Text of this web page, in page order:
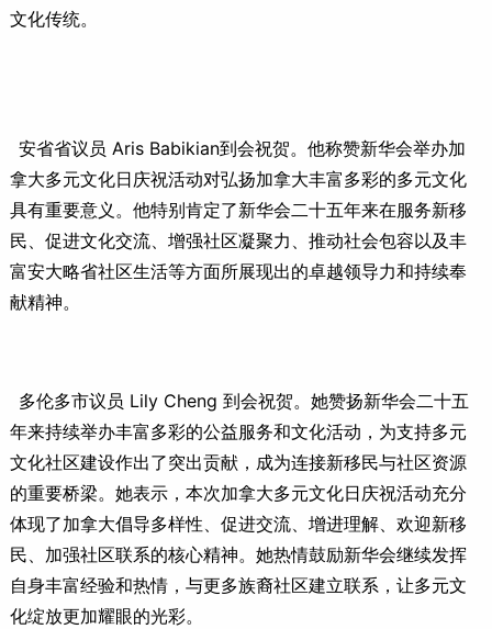
文化传统。
安省省议员 Aris Babikian到会祝贺。他称赞新华会举办加
拿大多元文化日庆祝活动对弘扬加拿大丰富多彩的多元文化
具有重要意义。他特别肯定了新华会二十五年来在服务新移
民、促进文化交流、增强社区凝聚力、推动社会包容以及丰
富安大略省社区生活等方面所展现出的卓越领导力和持续奉
献精神。
多伦多市议员 Lily Cheng 到会祝贺。她赞扬新华会二十五
年来持续举办丰富多彩的公益服务和文化活动，为支持多元
文化社区建设作出了突出贡献，成为连接新移民与社区资源
的重要桥梁。她表示，本次加拿大多元文化日庆祝活动充分
体现了加拿大倡导多样性、促进交流、增进理解、欢迎新移
民、加强社区联系的核心精神。她热情鼓励新华会继续发挥
自身丰富经验和热情，与更多族裔社区建立联系，让多元文
化绽放更加耀眼的光彩。